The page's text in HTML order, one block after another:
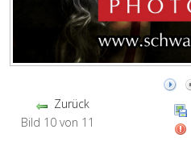
Zurück
Bild 10 von 11